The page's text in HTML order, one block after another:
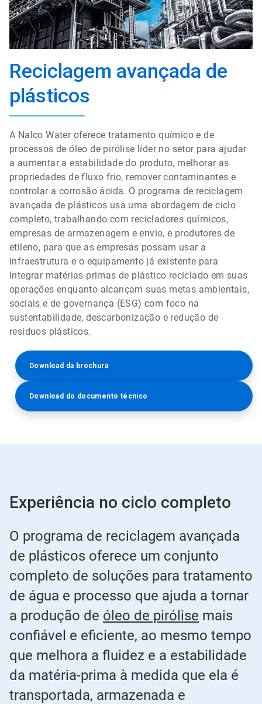
Reciclagem avançada de
plásticos
A Nalco Water oferece tratamento químico e de
processos de óleo de pirólise líder no setor para ajudar
a aumentar a estabilidade do produto, melhorar as
propriedades de fluxo frio, remover contaminantes e
controlar a corrosão ácida. O programa de reciclagem
avançada de plásticos usa uma abordagem de ciclo
completo, trabalhando com recicladores químicos,
empresas de armazenagem e envio, e produtores de
etileno, para que as empresas possam usar a
infraestrutura e o equipamento já existente para
integrar matérias-primas de plástico reciclado em suas
operações enquanto alcançam suas metas ambientais,
sociais e de governança (ESG) com foco na
sustentabilidade, descarbonização e redução de
resíduos plásticos.
Download da brochura
Download do documento técnico
Experiência no ciclo completo
O programa de reciclagem avançada
de plásticos oferece um conjunto
completo de soluções para tratamento
de água e processo que ajuda a tornar
a produção de óleo de pirólise mais
confiável e eficiente, ao mesmo tempo
que melhora a fluidez e a estabilidade
da matéria-prima à medida que ela é
transportada, armazenada e